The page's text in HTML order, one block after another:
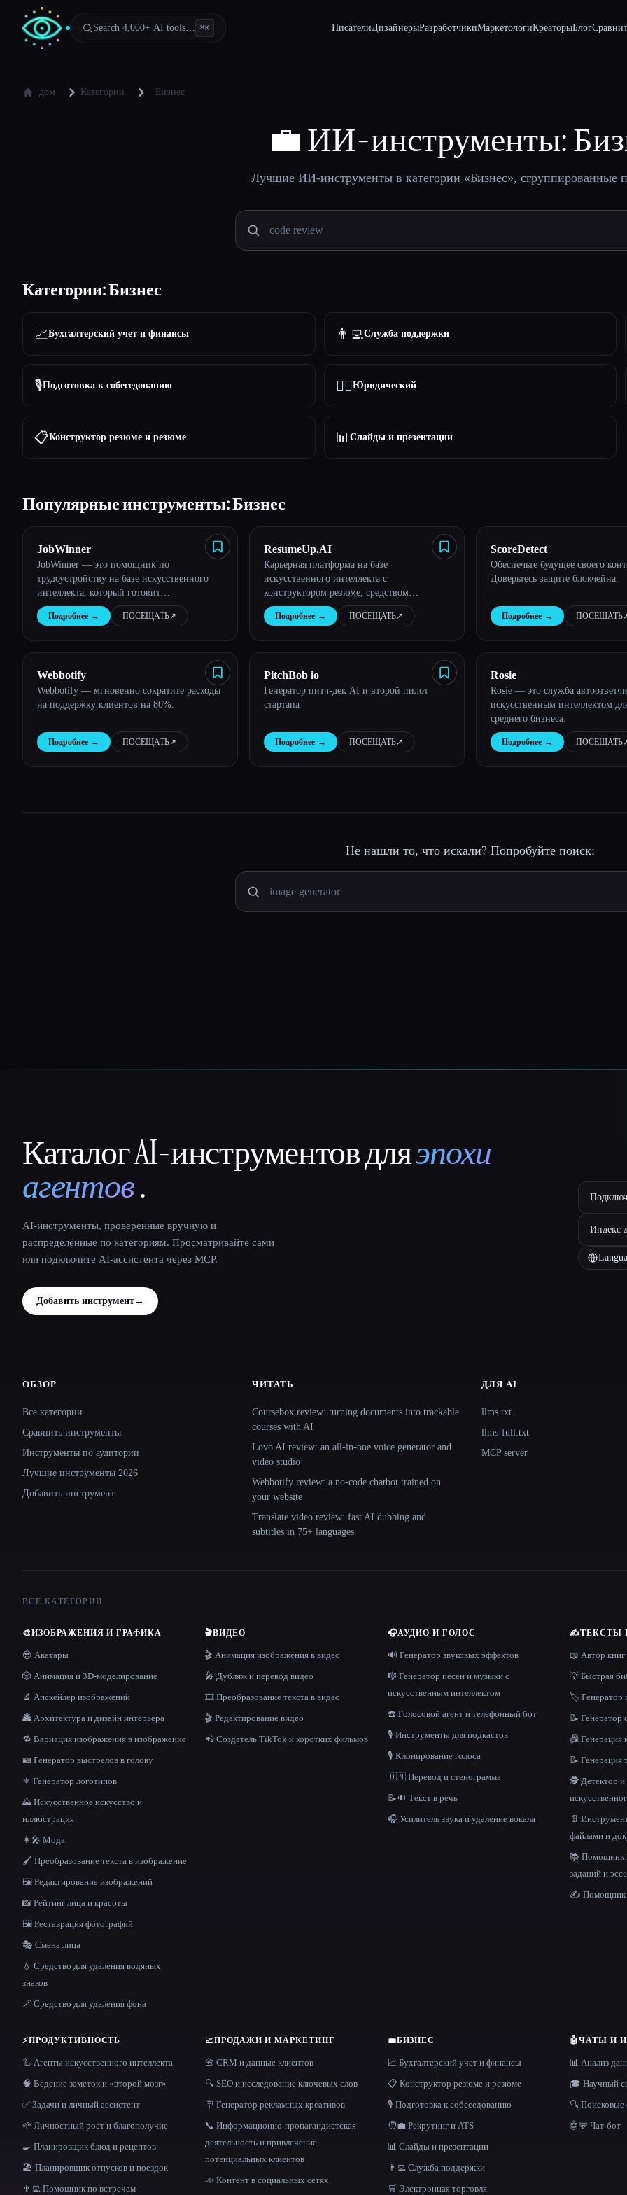
Search 4,000+ AI tools… ⌘K ПисателиДизайнерыРазработчикиМаркетологиКреаторыБлог
дом Категории Бизнес
💼ИИ-инструменты:
Лучшие ИИ-инструменты в категории «Бизнес», сгруппированные
Категории: Бизнес
📈Бухгалтерский учет и финансы 👨‍💻Служба поддержки
🎙️Подготовка к собеседованию 👩‍⚖️Юридический
📋Конструктор резюме и резюме 📊 Слайды и презентации
Популярные инструменты: Бизнес
JobWinner
JobWinner — это помощник по
трудоустройству на базе искусственного
интеллекта, который готовит
индивидуальные резюме,
сопроводительные письма и документы для
Подробнее → ПОСЕЩАТЬ↗︎
ResumeUp.AI
Карьерная платформа на базе
искусственного интеллекта с
конструктором резюме, средством
проверки ATS, оптимизатором LinkedIn и
многим другим. Оптимизация резюме с
Подробнее → ПОСЕЩАТЬ↗︎
ScoreDetect
Обеспечьте будущее своего
Доверьтесь защите блокчейна.
Подробнее → ПОСЕЩАТЬ
Webbotify
Webbotify — мгновенно сократите расходы
на поддержку клиентов на 80%.
Подробнее → ПОСЕЩАТЬ↗︎
PitchBob io
Генератор питч-дек AI и второй пилот
стартапа
Подробнее → ПОСЕЩАТЬ↗︎
Rosie
Rosie — это служба
искусственным интеллектом
среднего бизнеса.
Подробнее → ПОСЕЩАТЬ
Не нашли то, что искали? Попробуйте поиск:
That AI Collection
Каталог AI-инструментов дляэпохи
агентов.
AI-инструменты, проверенные вручную и
распределённые по категориям. Просматривайте сами
или подключите AI-ассистента через MCP.
Добавить инструмент→
Индекс
Site navigation
ОБЗОР
Все категории
Сравнить инструменты
Инструменты по аудитории
Лучшие инструменты 2026
Добавить инструмент
ЧИТАТЬ
Coursebox review: turning documents into trackable
courses with AI
Lovo AI review: an all-in-one voice generator and
video studio
Webbotify review: a no-code chatbot trained on
your website
Translate.video review: fast AI dubbing and
subtitles in 75+ languages
ДЛЯ AI
llms.txt
llms-full.txt
MCP server
ВСЕ КАТЕГОРИИ
🎨ИЗОБРАЖЕНИЯ И ГРАФИКА
😎 Аватары
🎲 Анимация и 3D-моделирование
🔬 Апскейлер изображений
🏯 Архитектура и дизайн интерьера
🔁 Вариация изображения в изображение
🪪 Генератор выстрелов в голову
⚜️ Генератор логотипов
🌄 Искусственное искусство и
иллюстрация
👩‍🎤 Мода
🖌️ Преобразование текста в изображение
🖼️ Редактирование изображений
📸 Рейтинг лица и красоты
🖼️ Реставрация фотографий
🎭 Смена лица
💧 Средство для удаления водяных
знаков
🪄 Средство для удаления фона
🎬ВИДЕО
🎬 Анимация изображения в видео
🎤 Дубляж и перевод видео
🎞️ Преобразование текста в видео
🎬 Редактирование видео
📲 Создатель TikTok и коротких фильмов
🎧АУДИО И ГОЛОС
🔊 Генератор звуковых эффектов
🎼 Генератор песен и музыки с
искусственным интеллектом
☎️ Голосовой агент и телефонный бот
🎙️ Инструменты для подкастов
🎙️ Клонирование голоса
🇺🇳 Перевод и стенограмма
📝🔉 Текст в речь
🎧 Усилитель звука и удаление вокала
✍️ТЕКСТЫ
📖 Автор
💡 Быстрая
🏷️ Генератор
📝 Генератор
📠 Генерация
📝 Генерация
🕵️ Детектор и
📄
файлами и
📚 Помощник
заданий и эссе
✍️ Помощник
⚡ПРОДУКТИВНОСТЬ
🦾 Агенты искусственного интеллекта
🧠 Ведение заметок и «второй мозг»
✅ Задачи и личный ассистент
🌱 Личностный рост и благополучие
🍳 Планировщик блюд и рецептов
🏖 Планировщик отпусков и поездок
👨‍💻 Помощник по встречам
📈ПРОДАЖИ И МАРКЕТИНГ
📇 CRM и данные клиентов
🔍 SEO и исследование ключевых слов
🪧 Генератор рекламных креативов
📞 Информационно-пропагандистская
деятельность и привлечение
потенциальных клиентов
📣 Контент в социальных сетях
💼БИЗНЕС
📈 Бухгалтерский учет и финансы
📋 Конструктор резюме и резюме
🎙️ Подготовка к собеседованию
🧑‍💼 Рекрутинг и ATS
📊 Слайды и презентации
👨‍💻 Служба поддержки
🛒 Электронная торговля
🤖ЧАТЫ И
📊 Анализ
🎓 Научный
🔍 Поисковые
🤖💬 Чат-бот